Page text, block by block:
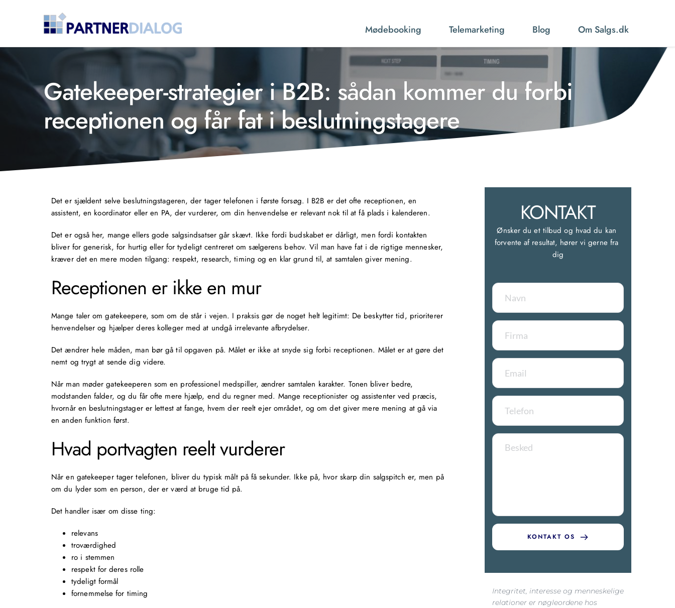
Mødebooking Telemarketing Blog Om Salgs.dk
Gatekeeper-strategier i B2B: sådan kommer du forbi
receptionen og får fat i beslutningstagere
Det er sjældent selve beslutningstageren, der tager telefonen i første forsøg. I B2B er det ofte receptionen, en
assistent, en koordinator eller en PA, der vurderer, om din henvendelse er relevant nok til at få plads i kalenderen.
Det er også her, mange ellers gode salgsindsatser går skævt. Ikke fordi budskabet er dårligt, men fordi kontakten
bliver for generisk, for hurtig eller for tydeligt centreret om sælgerens behov. Vil man have fat i de rigtige mennesker,
kræver det en mere moden tilgang: respekt, research, timing og en klar grund til, at samtalen giver mening.
Receptionen er ikke en mur
Mange taler om gatekeepere, som om de står i vejen. I praksis gør de noget helt legitimt: De beskytter tid, prioriterer
henvendelser og hjælper deres kolleger med at undgå irrelevante afbrydelser.
Det ændrer hele måden, man bør gå til opgaven på. Målet er ikke at snyde sig forbi receptionen. Målet er at gøre det
nemt og trygt at sende dig videre.
Når man møder gatekeeperen som en professionel medspiller, ændrer samtalen karakter. Tonen bliver bedre,
modstanden falder, og du får ofte mere hjælp, end du regner med. Mange receptionister og assistenter ved præcis,
hvornår en beslutningstager er lettest at fange, hvem der reelt ejer området, og om det giver mere mening at gå via
en anden funktion først.
Hvad portvagten reelt vurderer
Når en gatekeeper tager telefonen, bliver du typisk målt på få sekunder. Ikke på, hvor skarp din salgspitch er, men på
om du lyder som en person, der er værd at bruge tid på.
Det handler især om disse ting:
relevans
troværdighed
ro i stemmen
respekt for deres rolle
tydeligt formål
fornemmelse for timing
KONTAKT
Ønsker du et tilbud og hvad du kan
forvente af resultat, hører vi gerne fra
dig
KONTAKT OS
Integritet, interesse og menneskelige
relationer er nøgleordene hos